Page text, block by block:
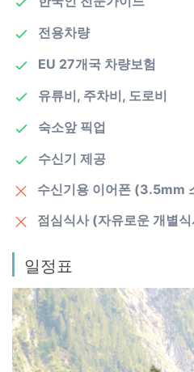
전용차량
EU 27개국 차량보험
유류비, 주차비, 도로비
숙소앞 픽업
수신기 제공
수신기용 이어폰 (3.5mm
점심식사 (자유로운 개별
일정표